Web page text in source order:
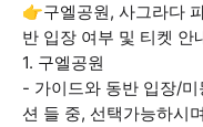
👉구엘공원, 사그라다
반 입장 여부 및 티켓 안
1. 구엘공원
- 가이드와 동반 입장/
션 들 중, 선택가능하시